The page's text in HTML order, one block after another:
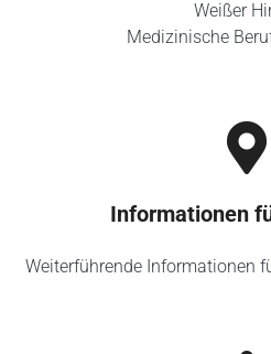
Weißer
Medizinische
Informationen
Weiterführende Informationen